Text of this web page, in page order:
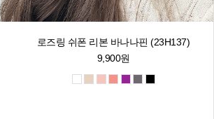
로즈링 쉬폰 리본 바나나핀 (23H137)
9,900원